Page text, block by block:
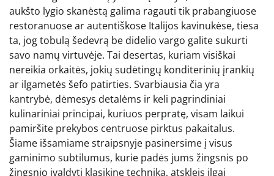
aukšto lygio skanėstą galima ragauti tik prabangiuose
restoranuose ar autentiškose Italijos kavinukėse, tiesa
ta, jog tobulą šedevrą be didelio vargo galite sukurti
savo namų virtuvėje. Tai desertas, kuriam visiškai
nereikia orkaitės, jokių sudėtingų konditerinių įrankių
ar ilgametės šefo patirties. Svarbiausia čia yra
kantrybė, dėmesys detalėms ir keli pagrindiniai
kulinariniai principai, kuriuos perpratę, visam laikui
pamiršite prekybos centruose pirktus pakaitalus.
Šiame išsamiame straipsnyje pasinersime į visus
gaminimo subtilumus, kurie padės jums žingsnis po
žingsnio įvaldyti klasikinę techniką, atskleis ilgai